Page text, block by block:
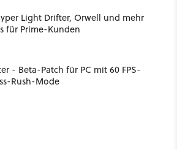
Light Drifter, Orwell und mehr
für Prime-Kunden
- Beta-Patch für PC mit 60 FPS-
Rush-Mode